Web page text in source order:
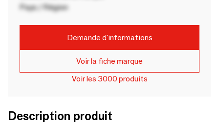
Pays / Région
Demande d'informations
Voir la fiche marque
Voir les 3000 produits
Description produit